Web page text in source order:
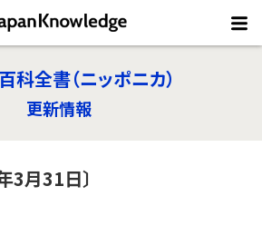
科全書（ニッポニカ）
更新情報
3月31日〕